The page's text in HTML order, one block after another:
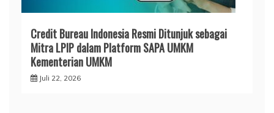
Credit Bureau Indonesia Resmi Ditunjuk sebagai
Mitra LPIP dalam Platform SAPA UMKM
Kementerian UMKM
Juli 22, 2026